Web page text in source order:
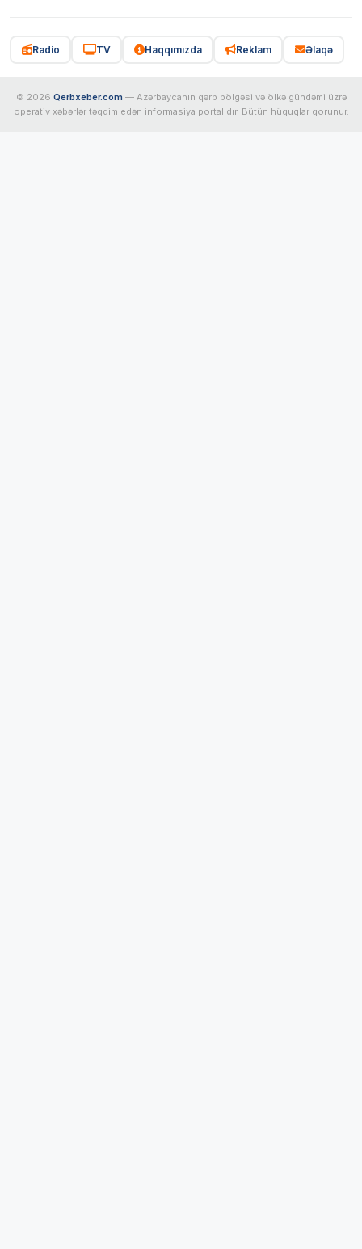
Radio TV Haqqımızda Reklam Əlaqə
© 2026 Qerbxeber.com — Azərbaycanın qərb bölgəsi və ölkə gündəmi üzrə
operativ xəbərlər təqdim edən informasiya portalıdır. Bütün hüquqlar qorunur.